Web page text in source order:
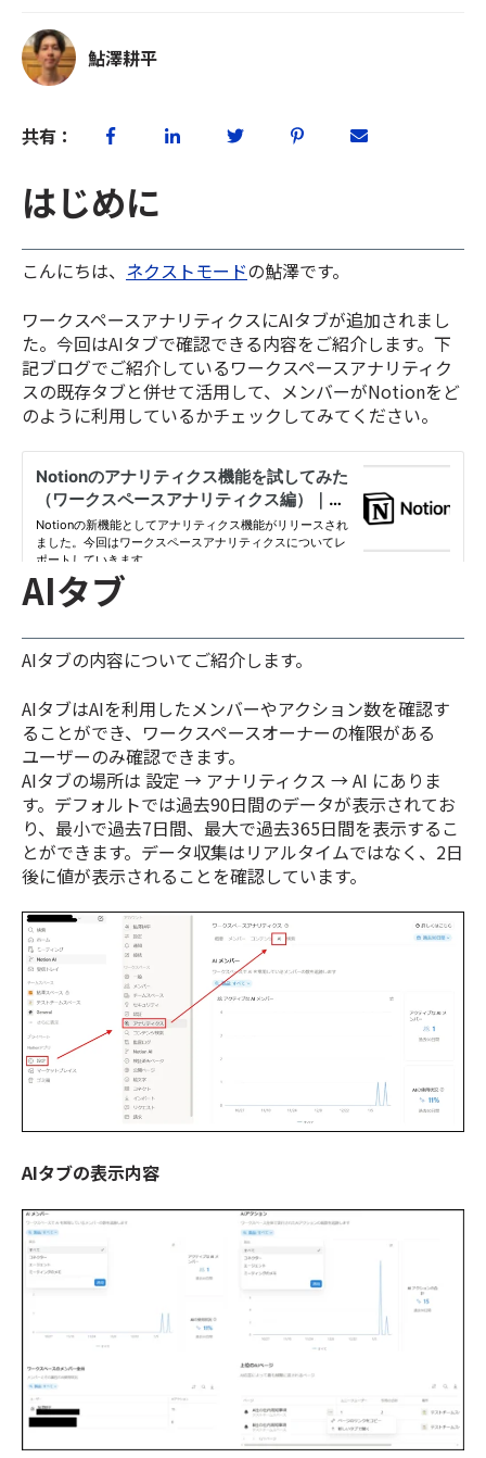
鮎澤耕平
共有：
はじめに
こんにちは、 ネクストモードの鮎澤です。
ワークスペースアナリティクスにAIタブが追加されまし
た。今回はAIタブで確認できる内容をご紹介します。下
記ブログでご紹介しているワークスペースアナリティク
スの既存タブと併せて活用して、メンバーがNotionをど
のように利用しているかチェックしてみてください。
AIタブ
AIタブの内容についてご紹介します。
AIタブはAIを利用したメンバーやアクション数を確認す
ることができ、ワークスペースオーナーの権限がある
ユーザーのみ確認できます。
AIタブの場所は 設定 → アナリティクス → AI にありま
す。デフォルトでは過去90日間のデータが表示されてお
り、最小で過去7日間、最大で過去365日間を表示するこ
とができます。データ収集はリアルタイムではなく、2日
後に値が表示されることを確認しています。
AIタブの表示内容